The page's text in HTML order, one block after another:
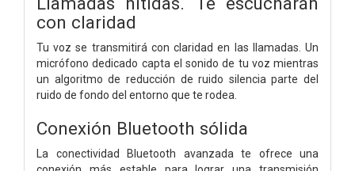
con claridad
Tu voz se transmitirá con claridad en las llamadas. Un
micrófono dedicado capta el sonido de tu voz mientras
un algoritmo de reducción de ruido silencia parte del
ruido de fondo del entorno que te rodea.
Conexión Bluetooth sólida
La conectividad Bluetooth avanzada te ofrece una